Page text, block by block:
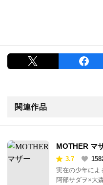
関連作品
MOTHER マ
3.7
実在の少年によ
阿部サダヲ×大